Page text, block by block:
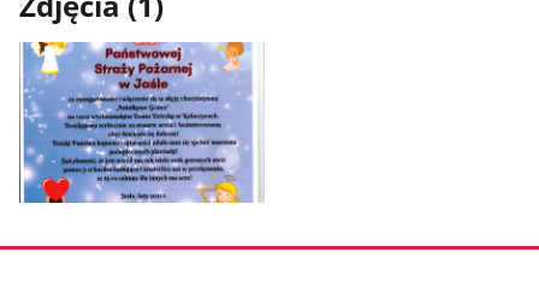
zdjęcie